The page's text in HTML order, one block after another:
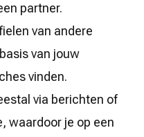
partner.
van andere
van jouw
vinden.
via berichten of
waardoor je op een